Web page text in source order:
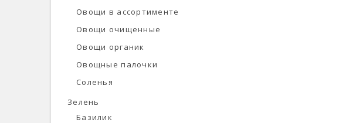
Овощи в ассортименте
Овощи очищенные
Овощи органик
Овощные палочки
Соленья
Зелень
Базилик